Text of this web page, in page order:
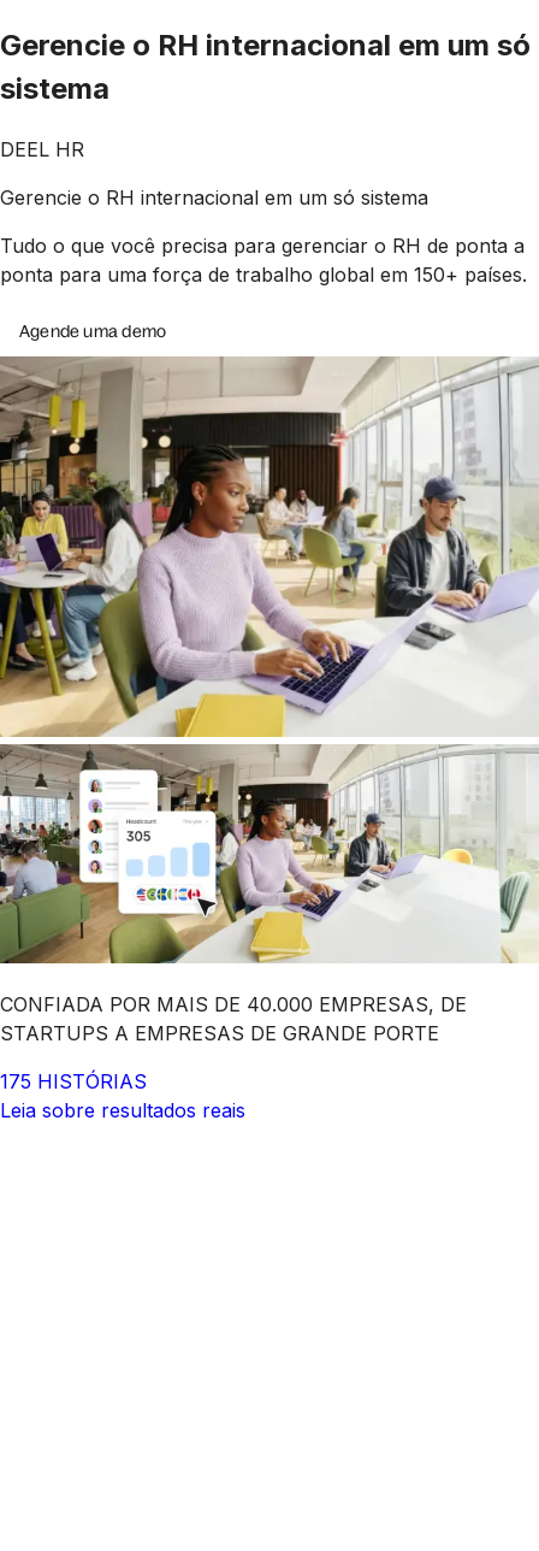
Gerencie o RH internacional em um só
sistema
DEEL HR
Gerencie o RH internacional em um só sistema
Tudo o que você precisa para gerenciar o RH de ponta a
ponta para uma força de trabalho global em 150+ países.
Agende uma demo
CONFIADA POR MAIS DE 40.000 EMPRESAS, DE
STARTUPS A EMPRESAS DE GRANDE PORTE
175 HISTÓRIAS
Leia sobre resultados reais